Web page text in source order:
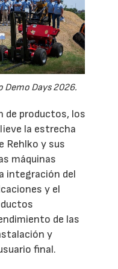
Demo Days 2026.
de productos, los
la estrecha
Rehlko y sus
máquinas
integración del
y el
de las
y
final.